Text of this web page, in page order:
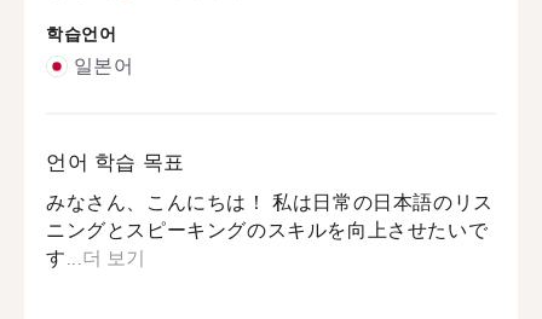
학습언어
일본어
언어 학습 목표
みなさん、こんにちは！ 私は日常の日本語のリス
ニングとスピーキングのスキルを向上させたいで
す...더 보기